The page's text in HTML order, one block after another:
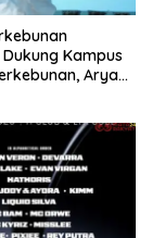
Kampus
Arya
ITSI